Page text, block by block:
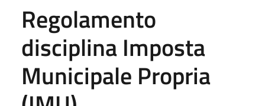
Regolamento
disciplina Imposta
Municipale Propria